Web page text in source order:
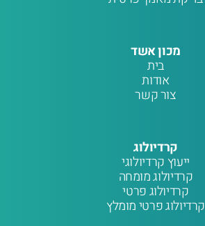
מכון אשד
בית
אודות
צור קשר
קרדיולוג
ייעוץ קרדיולוגי
קרדיולוג מומחה
קרדיולוג פרטי
קרדיולוג פרטי מומלץ